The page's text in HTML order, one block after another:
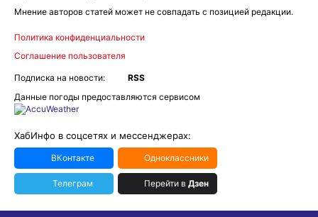
Мнение авторов статей может не совпадать с позицией редакции.
Политика конфиденциальности
Соглашение пользователя
Подписка на новости:
RSS
Данные погоды предоставляются сервисом
ХабИнфо в соцсетях и мессенджерах:
ВКонтакте Одноклассники
Телеграм Перейти в Дзен